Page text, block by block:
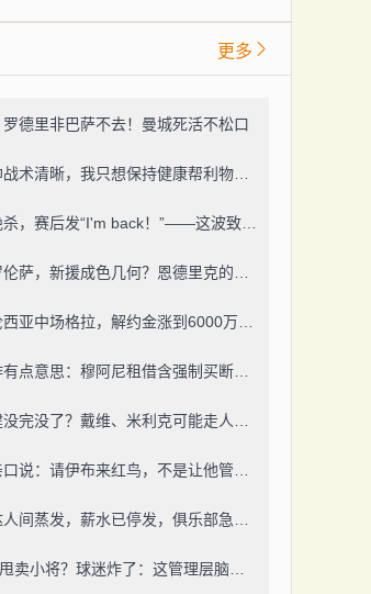
更多
德里非巴萨不去！曼城死活不松口